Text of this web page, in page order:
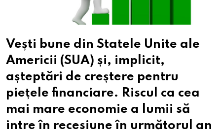
Vești bune din Statele Unite ale
Americii (SUA) și, implicit,
așteptări de creștere pentru
piețele financiare. Riscul ca cea
mai mare economie a lumii să
intre în recesiune în următorul an